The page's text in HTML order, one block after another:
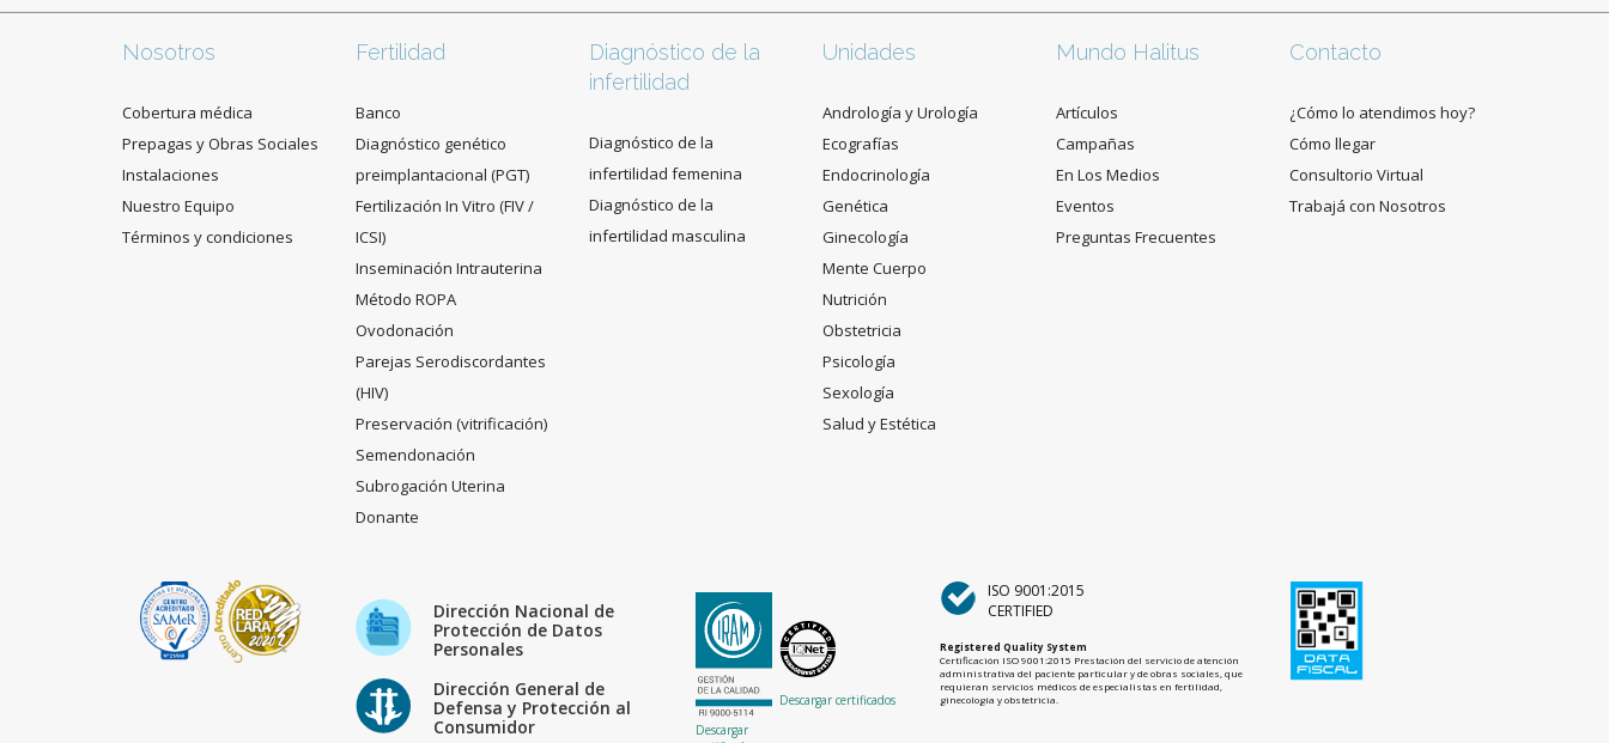
Nosotros
Cobertura médica
Prepagas y Obras Sociales
Instalaciones
Nuestro Equipo
Términos y condiciones
Fertilidad
Banco
Diagnóstico genético
preimplantacional (PGT)
Fertilización In Vitro (FIV /
ICSI)
Inseminación Intrauterina
Método ROPA
Ovodonación
Parejas Serodiscordantes
(HIV)
Preservación (vitrificación)
Semendonación
Subrogación Uterina
Donante
Diagnóstico de la
infertilidad
Diagnóstico de la
infertilidad femenina
Diagnóstico de la
infertilidad masculina
Unidades
Andrología y Urología
Ecografías
Endocrinología
Genética
Ginecología
Mente Cuerpo
Nutrición
Obstetricia
Psicología
Sexología
Salud y Estética
Mundo Halitus
Artículos
Campañas
En Los Medios
Eventos
Preguntas Frecuentes
Contacto
¿Cómo lo atendimos hoy?
Cómo llegar
Consultorio Virtual
Trabajá con Nosotros
Dirección Nacional de
Protección de Datos
Personales
Dirección General de
Defensa y Protección al
Consumidor
Descargar
Descargar certificados
ISO 9001:2015
CERTIFIED
Registered Quality System
Certificación ISO 9001:2015 Prestación del servicio de atención
administrativa del paciente particular y de obras sociales, que
requieran servicios médicos de especialistas en fertilidad,
ginecología y obstetricia.